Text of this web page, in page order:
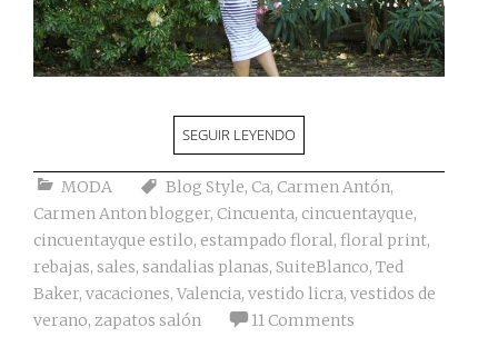
SEGUIR LEYENDO
MODA Blog Style, Ca, Carmen Antón,
Carmen Anton blogger, Cincuenta, cincuentayque,
cincuentayque estilo, estampado floral, floral print,
rebajas, sales, sandalias planas, SuiteBlanco, Ted
Baker, vacaciones, Valencia, vestido licra, vestidos de
verano, zapatos salón 11 Comments